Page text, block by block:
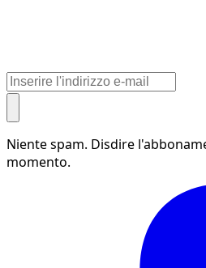
Niente spam. Disdire
momento.